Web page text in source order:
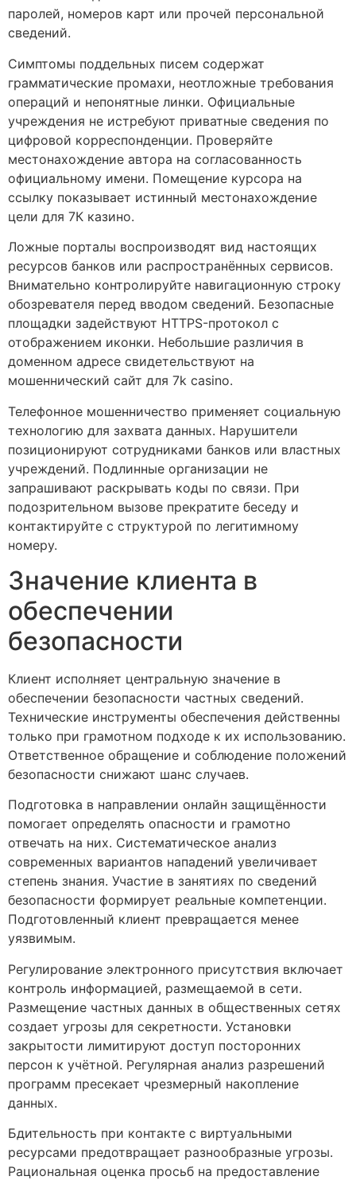
паролей, номеров карт или прочей персональной
сведений.
Симптомы поддельных писем содержат
грамматические промахи, неотложные требования
операций и непонятные линки. Официальные
учреждения не истребуют приватные сведения по
цифровой корреспонденции. Проверяйте
местонахождение автора на согласованность
официальному имени. Помещение курсора на
ссылку показывает истинный местонахождение
цели для 7К казино.
Ложные порталы воспроизводят вид настоящих
ресурсов банков или распространённых сервисов.
Внимательно контролируйте навигационную строку
обозревателя перед вводом сведений. Безопасные
площадки задействуют HTTPS-протокол с
отображением иконки. Небольшие различия в
доменном адресе свидетельствуют на
мошеннический сайт для 7k casino.
Телефонное мошенничество применяет социальную
технологию для захвата данных. Нарушители
позиционируют сотрудниками банков или властных
учреждений. Подлинные организации не
запрашивают раскрывать коды по связи. При
подозрительном вызове прекратите беседу и
контактируйте с структурой по легитимному
номеру.
Значение клиента в
обеспечении
безопасности
Клиент исполняет центральную значение в
обеспечении безопасности частных сведений.
Технические инструменты обеспечения действенны
только при грамотном подходе к их использованию.
Ответственное обращение и соблюдение положений
безопасности снижают шанс случаев.
Подготовка в направлении онлайн защищённости
помогает определять опасности и грамотно
отвечать на них. Систематическое анализ
современных вариантов нападений увеличивает
степень знания. Участие в занятиях по сведений
безопасности формирует реальные компетенции.
Подготовленный клиент превращается менее
уязвимым.
Регулирование электронного присутствия включает
контроль информацией, размещаемой в сети.
Размещение частных данных в общественных сетях
создает угрозы для секретности. Установки
закрытости лимитируют доступ посторонних
персон к учётной. Регулярная анализ разрешений
программ пресекает чрезмерный накопление
данных.
Бдительность при контакте с виртуальными
ресурсами предотвращает разнообразные угрозы.
Рациональная оценка просьб на предоставление